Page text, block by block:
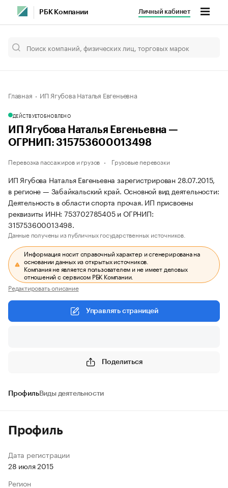
РБК Компании Личный кабинет
Главная ИП Ягубова Наталья Евгеньевна
ДЕЙСТВУЕТОБНОВЛЕНО
ИП Ягубова Наталья Евгеньевна —
ОГРНИП: 315753600013498
Перевозка пассажиров и грузов Грузовые перевозки
ИП Ягубова Наталья Евгеньевна зарегистрирован 28.07.2015,
в регионе — Забайкальский край. Основной вид деятельности:
Деятельность в области спорта прочая. ИП присвоены
реквизиты ИНН: 753702785405 и ОГРНИП:
315753600013498.
Данные получены из публичных государственных источников.
Информация носит справочный характер и сгенерирована на
основании данных из открытых источников.
Компания не является пользователем и не имеет деловых
отношений с сервисом РБК Компании.
Редактировать описание
Управлять страницей
Поделиться
ПрофильВиды деятельности
Профиль
Дата регистрации
28 июля 2015
Регион